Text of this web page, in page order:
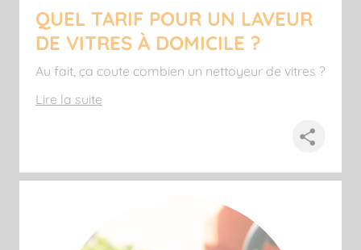
QUEL TARIF POUR UN LAVEUR
DE VITRES À DOMICILE ?
Au fait, ça coute combien un nettoyeur de vitres ?
Lire la suite